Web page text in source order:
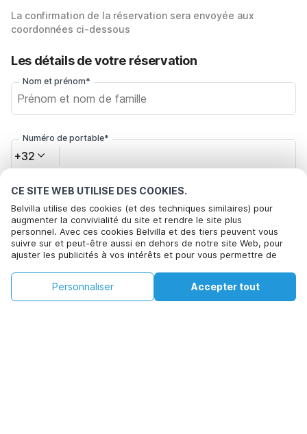
CE SITE WEB UTILISE DES COOKIES.
Belvilla utilise des cookies (et des techniques similaires) pour
augmenter la convivialité du site et rendre le site plus
personnel. Avec ces cookies Belvilla et des tiers peuvent vous
suivre sur et peut-être aussi en dehors de notre site Web, pour
ajuster les publicités à vos intérêts et pour vous permettre de
Accepter, vous acceptez de le faire. Plus d'informations peuvent
être trouvées dans notre
politique de cookie.
Accepter tout
Personnaliser
La confirmation de la réservation sera envoyée aux
coordonnées ci-dessous
Les détails de votre réservation
Nom et prénom*
Numéro de portable*
+32
Votre adresse e-mail*
Cliquez ici pour vous désabonner des offres de Belvilla. Vous
pouvez vous désinscrire à tout moment à l'avenir
Voir les disponibilités
€522
+
Voir les disponibilités